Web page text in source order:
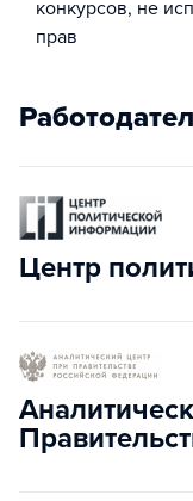
конкурсов, не
прав
Центр